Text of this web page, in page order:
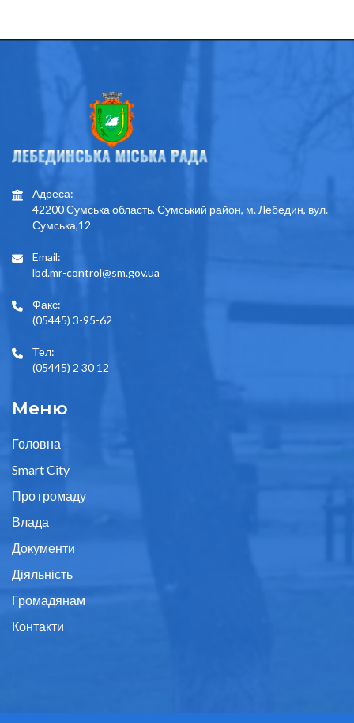
Адреса:
42200 Сумська область, Сумський район, м. Лебедин, вул.
Сумська,12
Email:
lbd.mr-control@sm.gov.ua
Факс:
(05445) 3-95-62
Тел:
(05445) 2 30 12
Меню
Головна
Smart City
Про громаду
Влада
Документи
Діяльність
Громадянам
Контакти